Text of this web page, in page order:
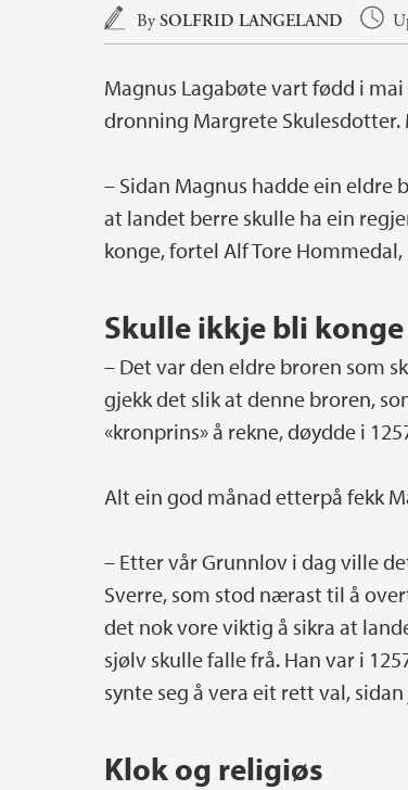
Main content
BySOLFRID LANGELAND
Magnus Lagabøte vart fødd i
dronning Margrete Skulesdotter.
– Sidan Magnus hadde ein eldre
at landet berre skulle ha ein
konge, fortel Alf Tore
Skulle ikkje bli konge
– Det var den eldre broren som
gjekk det slik at denne broren,
«kronprins» å rekne, døydde i
Alt ein god månad etterpå fekk
– Etter vår Grunnlov i dag ville
Sverre, som stod nærast til å
det nok vore viktig å sikra at
sjølv skulle falle frå. Han var i
synte seg å vera eit rett val,
Klok og religiøs